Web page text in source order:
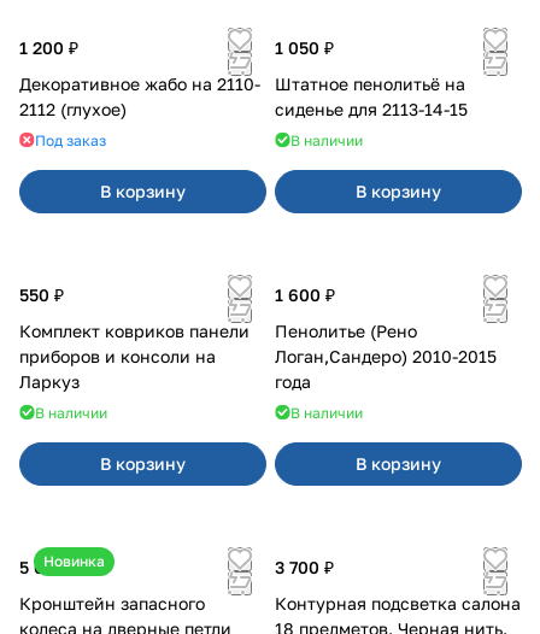
1 200 ₽
Декоративное жабо на 2110-
2112 (глухое)
Под заказ
В корзину
1 050 ₽
Штатное пенолитьё на
сиденье для 2113-14-15
В наличии
В корзину
550 ₽
Комплект ковриков панели
приборов и консоли на
Ларкуз
В наличии
В корзину
1 600 ₽
Пенолитье (Рено
Логан,Сандеро) 2010-2015
года
В наличии
В корзину
Новинка
5 050 ₽
Кронштейн запасного
колеса на дверные петли
3 700 ₽
Контурная подсветка салона
18 предметов. Черная нить.